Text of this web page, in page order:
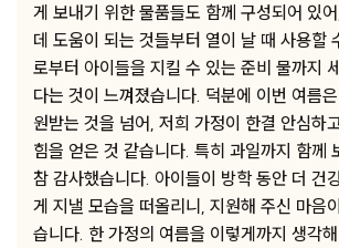
게 보내기 위한 물품들도 함께 구성되어 있
데 도움이 되는 것들부터 열이 날 때 사용할
로부터 아이들을 지킬 수 있는 준비 물까지
다는 것이 느껴졌습니다. 덕분에 이번 여름
원받는 것을 넘어, 저희 가정이 한결 안심하
힘을 얻은 것 같습니다. 특히 과일까지 함께
참 감사했습니다. 아이들이 방학 동안 더 건
게 지낼 모습을 떠올리니, 지원해 주신 마음
습니다. 한 가정의 여름을 이렇게까지 생각